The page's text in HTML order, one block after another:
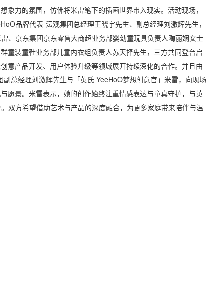
象力的氛围，仿佛将米雷笔下的插画世界带入现实。活动现场，
品牌代表-沄观集团总经理王晓宇先生、副总经理刘激辉先生，
雷、京东集团京东零售大商超业务部婴幼童玩具负责人陶丽娴女士
童装童鞋业务部儿童内衣组负责人苏天择先生，三方共同登台启
意产品开发、用户体验升级等领域展开持续深化的合作。并且由
总经理刘激辉先生与「英氏 YeeHoO梦想创意官」米雷，向现场
愿景。米雷表示，她的创作始终注重情感表达与童真守护，与英
双方希望借助艺术与产品的深度融合，为更多家庭带来陪伴与温